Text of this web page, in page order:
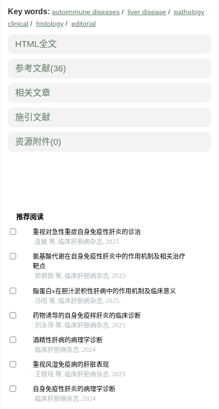
Key words: autoimmune diseases / liver disease / pathology
clinical / histology / editorial
HTML全文
参考文献(36)
相关文章
施引文献
资源附件(0)
推荐阅读
重视对急性重症自身免疫性肝炎的诊治
连敏 等, 临床肝胆病杂志, 2025
氨基酸代谢在自身免疫性肝炎中的作用机制及相关治疗
靶点
郭佩佩 等, 临床肝胆病杂志, 2025
脂蛋白x在胆汁淤积性肝病中的作用机制及临床意义
冯阳 等, 临床肝胆病杂志, 2025
药物诱导的自身免疫样肝炎的临床诊断
刘永萍 等, 临床肝胆病杂志, 2025
酒精性肝病的病理学诊断
临床肝胆病杂志, 2024
重视风湿免疫病的肝脏表现
王程瑶 等, 临床肝胆病杂志, 2025
自身免疫性肝炎的病理学诊断
临床肝胆病杂志, 2024